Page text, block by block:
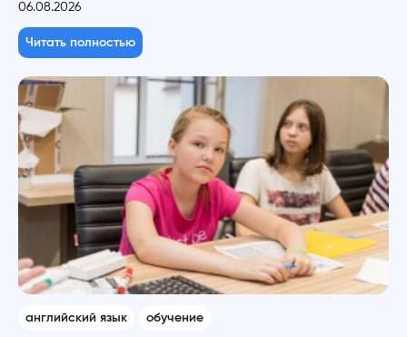
06.08.2026
Читать полностью
английский язык обучение